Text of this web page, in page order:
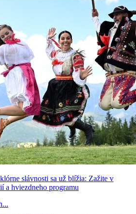
slávnosti sa už blížia: Zažite v
a hviezdneho programu